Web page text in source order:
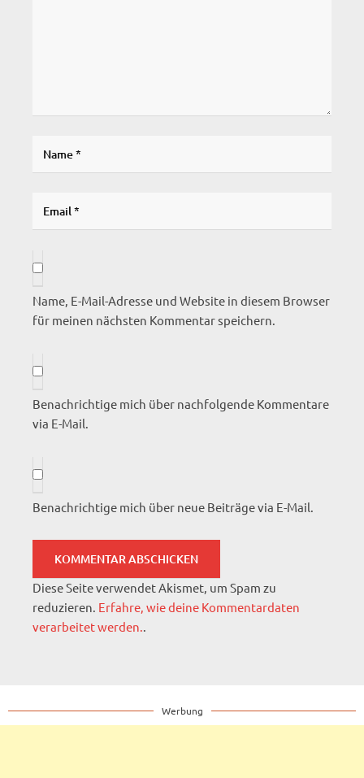
Name, E-Mail-Adresse und Website in diesem Browser
für meinen nächsten Kommentar speichern.
Benachrichtige mich über nachfolgende Kommentare
via E-Mail.
Benachrichtige mich über neue Beiträge via E-Mail.
Diese Seite verwendet Akismet, um Spam zu
reduzieren. Erfahre, wie deine Kommentardaten
verarbeitet werden..
Werbung